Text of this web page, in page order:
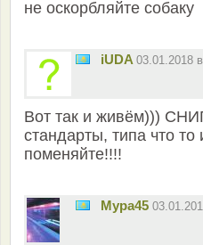
не оскорбляйте собаку
iUDA 03.01.2018
Вот так и живём)))
стандарты, типа что
поменяйте!!!!
Мура45